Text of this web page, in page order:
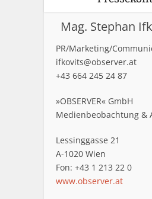
Mag. Stephan
PR/Marketing/
ifkovits@observer.at
+43 664 245 24 87
»OBSERVER« GmbH
Medienbeobachtung &
Lessinggasse 21
A-1020 Wien
Fon: +43 1 213 22 0
www.observer.at